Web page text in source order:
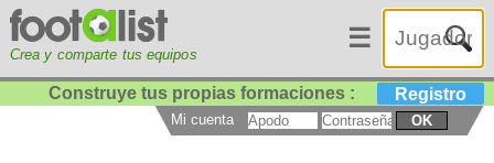
Crea y comparte tus equipos
☰
Construye tus propias formaciones : Registro
Mi cuenta OK